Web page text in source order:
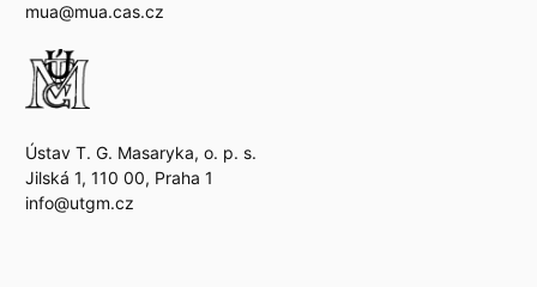
mua@mua.cas.cz
Ústav T. G. Masaryka, o. p. s.
Jilská 1, 110 00, Praha 1
info@utgm.cz